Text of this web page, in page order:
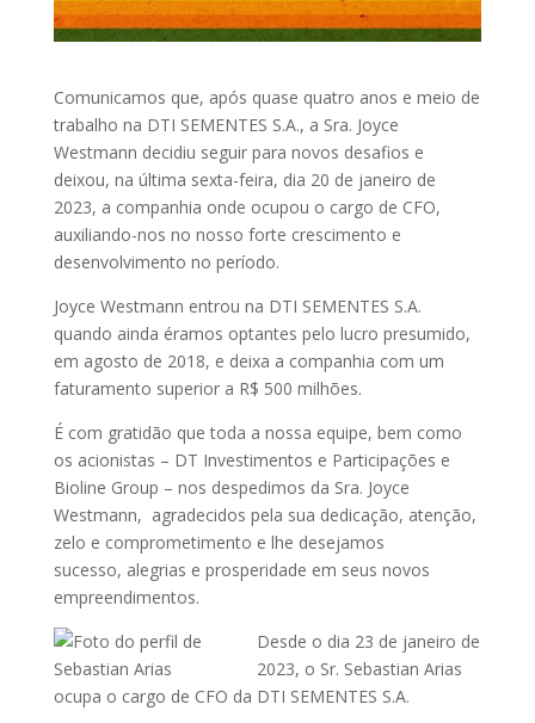
Comunicamos que, após quase quatro anos e meio de
trabalho na DTI SEMENTES S.A., a Sra. Joyce
Westmann decidiu seguir para novos desafios e
deixou, na última sexta-feira, dia 20 de janeiro de
2023, a companhia onde ocupou o cargo de CFO,
auxiliando-nos no nosso forte crescimento e
desenvolvimento no período.
Joyce Westmann entrou na DTI SEMENTES S.A.
quando ainda éramos optantes pelo lucro presumido,
em agosto de 2018, e deixa a companhia com um
faturamento superior a R$ 500 milhões.
É com gratidão que toda a nossa equipe, bem como
os acionistas – DT Investimentos e Participações e
Bioline Group – nos despedimos da Sra. Joyce
Westmann, agradecidos pela sua dedicação, atenção,
zelo e comprometimento e lhe desejamos
sucesso, alegrias e prosperidade em seus novos
empreendimentos.
Desde o dia 23 de janeiro de
2023, o Sr. Sebastian Arias
ocupa o cargo de CFO da DTI SEMENTES S.A.